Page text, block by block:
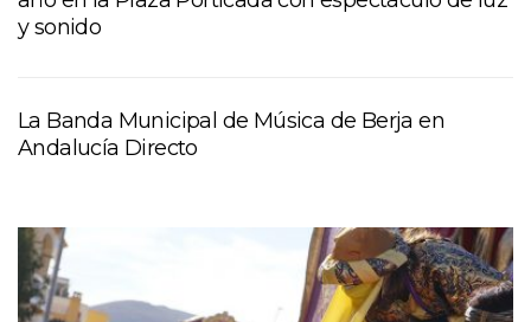
y sonido
La Banda Municipal de Música de Berja en
Andalucía Directo